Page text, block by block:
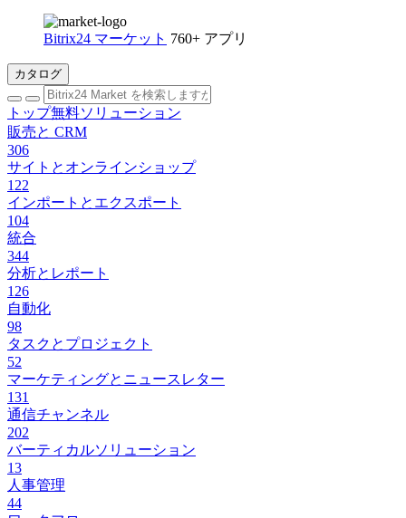
Bitrix24 マーケット 760+ アプリ
カタログ
トップ無料ソリューション
販売と CRM
306
サイトとオンラインショップ
122
インポートとエクスポート
104
統合
344
分析とレポート
126
自動化
98
タスクとプロジェクト
52
マーケティングとニュースレター
131
通信チャンネル
202
バーティカルソリューション
13
人事管理
44